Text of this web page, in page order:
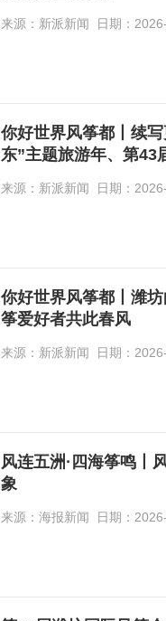
来源：新派新闻 日期：
你好世界风筝都丨续
东”主题旅游年、第43
来源：新派新闻 日期：
你好世界风筝都丨潍
筝爱好者共此春风
来源：新派新闻 日期：
风连五洲·四海筝鸣丨
象
来源：海报新闻 日期：